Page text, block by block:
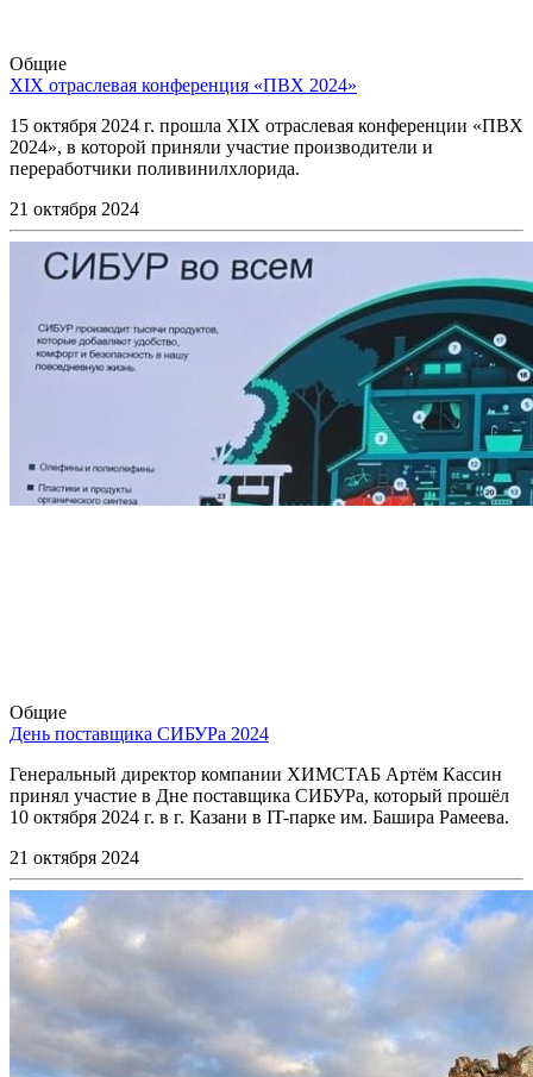
Общие
XIX отраслевая конференция «ПВХ 2024»
15 октября 2024 г. прошла XIX отраслевая конференции «ПВХ
2024», в которой приняли участие производители и
переработчики поливинилхлорида.
21 октября 2024
Общие
День поставщика СИБУРа 2024
Генеральный директор компании ХИМСТАБ Артём Кассин
принял участие в Дне поставщика СИБУРа, который прошёл
10 октября 2024 г. в г. Казани в IT-парке им. Башира Рамеева.
21 октября 2024